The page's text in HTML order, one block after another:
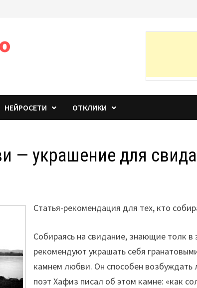
НЕЙРОСЕТИ ОТКЛИКИ
— украшение для
Статья-рекомендация для тех, кто
Собираясь на свидание, знающие толк в
рекомендуют украшать себя
камнем любви. Он способен
поэт Хафиз писал об этом камне: «как